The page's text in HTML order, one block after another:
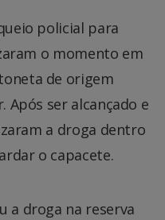
policial para
o momento em
de origem
ser alcançado e
a droga dentro
o capacete.
a droga na reserva